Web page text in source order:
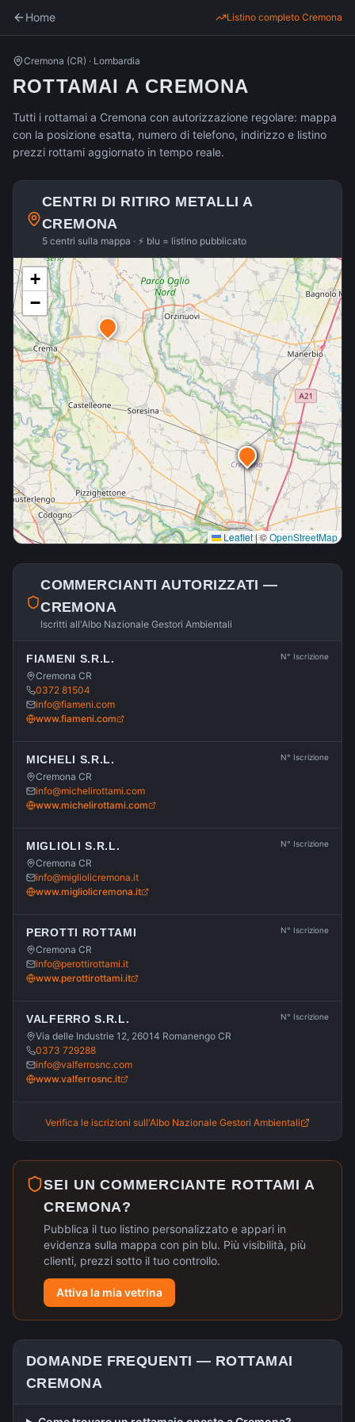
Home Listino completo Cremona
Cremona (CR) · Lombardia
ROTTAMAI A CREMONA
Tutti i rottamai a Cremona con autorizzazione regolare: mappa
con la posizione esatta, numero di telefono, indirizzo e listino
prezzi rottami aggiornato in tempo reale.
CENTRI DI RITIRO METALLI A
CREMONA
5 centri sulla mappa · ⚡ blu = listino pubblicato
+
−
Leaflet|©OpenStreetMap
COMMERCIANTI AUTORIZZATI —
CREMONA
Iscritti all'Albo Nazionale Gestori Ambientali
FIAMENI S.R.L.
Cremona CR
0372 81504
info@fiameni.com
www.fiameni.com
N° Iscrizione
MICHELI S.R.L.
Cremona CR
info@michelirottami.com
www.michelirottami.com
N° Iscrizione
MIGLIOLI S.R.L.
Cremona CR
info@migliolicremona.it
www.migliolicremona.it
N° Iscrizione
PEROTTI ROTTAMI
Cremona CR
info@perottirottami.it
www.perottirottami.it
N° Iscrizione
VALFERRO S.R.L.
Via delle Industrie 12, 26014 Romanengo CR
0373 729288
info@valferrosnc.com
www.valferrosnc.it
N° Iscrizione
Verifica le iscrizioni sull'Albo Nazionale Gestori Ambientali
SEI UN COMMERCIANTE ROTTAMI A
CREMONA?
Pubblica il tuo listino personalizzato e appari in
evidenza sulla mappa con pin blu. Più visibilità, più
clienti, prezzi sotto il tuo controllo.
Attiva la mia vetrina
DOMANDE FREQUENTI — ROTTAMAI
CREMONA